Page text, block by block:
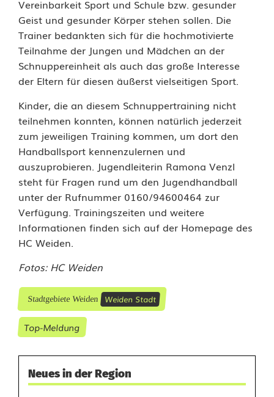
Vereinbarkeit Sport und Schule bzw. gesunder
Geist und gesunder Körper stehen sollen. Die
Trainer bedankten sich für die hochmotivierte
Teilnahme der Jungen und Mädchen an der
Schnuppereinheit als auch das große Interesse
der Eltern für diesen äußerst vielseitigen Sport.
Kinder, die an diesem Schnuppertraining nicht
teilnehmen konnten, können natürlich jederzeit
zum jeweiligen Training kommen, um dort den
Handballsport kennenzulernen und
auszuprobieren. Jugendleiterin Ramona Venzl
steht für Fragen rund um den Jugendhandball
unter der Rufnummer 0160/94600464 zur
Verfügung. Trainingszeiten und weitere
Informationen finden sich auf der Homepage des
HC Weiden.
Fotos: HC Weiden
Stadtgebiete Weiden Weiden Stadt
Top-Meldung
Neues in der Region